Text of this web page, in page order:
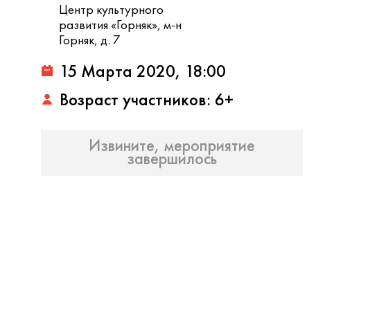
Центр культурного
развития «Горняк», м-н
Горняк, д. 7
15 Марта 2020, 18:00
Возраст участников: 6+
Извините, мероприятие
завершилось